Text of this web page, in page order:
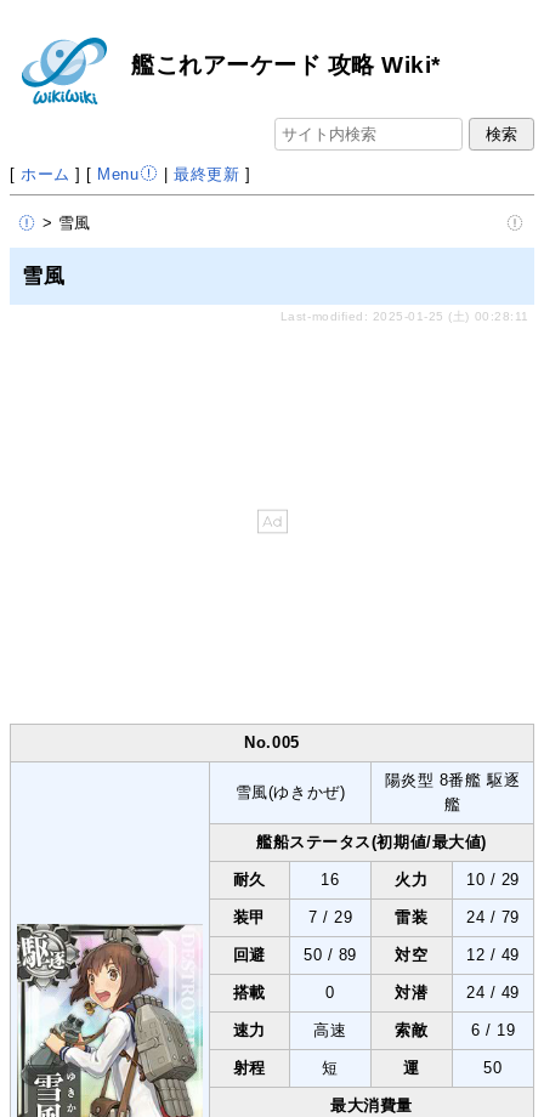
艦これアーケード 攻略 Wiki*
[ ホーム ] [ Menu |最終更新 ]
> 雪風
雪風
Last-modified: 2025-01-25 (土) 00:28:11
No.005
雪風(ゆきかぜ)
陽炎型 8番艦 駆逐
艦
艦船ステータス(初期値/最大値)
耐久 16 火力 10 / 29
装甲 7 / 29 雷装 24 / 79
回避 50 / 89 対空 12 / 49
搭載 0 対潜 24 / 49
速力 高速 索敵 6 / 19
射程 短 運 50
最大消費量